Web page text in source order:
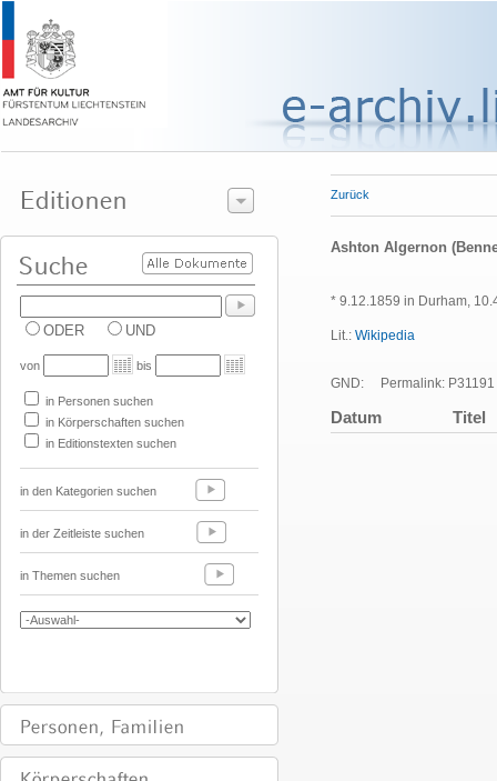
ODER UND
von bis
in Personen suchen
in Körperschaften suchen
in Editionstexten suchen
in den Kategorien suchen
in der Zeitleiste suchen
in Themen suchen
Zurück
Ashton Algernon
* 9.12.1859 in Durham,
Lit.: Wikipedia
GND: Permalink: P31191
Datum Titel